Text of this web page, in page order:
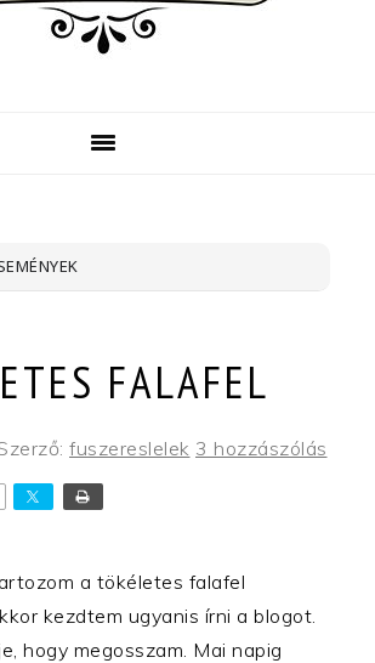
FALAFEL
fuszereslelek 3 hozzászólás
a tökéletes falafel
kezdtem ugyanis írni a blogot.
hogy megosszam. Mai napig